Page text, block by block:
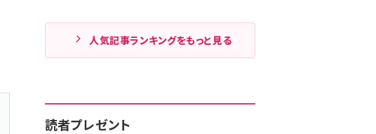
人気記事ランキングをもっと見る
読者プレゼント